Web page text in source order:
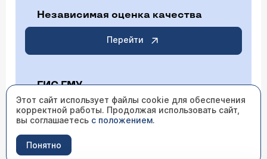
Независимая оценка качества
Перейти
ГИС ГМУ
Перейти
Этот сайт использует файлы cookie для обеспечения
корректной работы. Продолжая использовать сайт,
вы соглашаетесь с положением.
Понятно